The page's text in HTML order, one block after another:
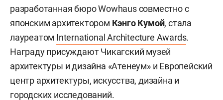
разработанная бюро Wowhaus совместно с
японским архитектором Кэнго Кумой, стала
лауреатом International Architecture Awards.
Награду присуждают Чикагский музей
архитектуры и дизайна «Атенеум» и Европейский
центр архитектуры, искусства, дизайна и
городских исследований.